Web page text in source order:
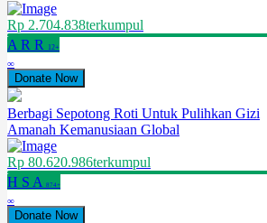
Rp 2.704.838terkumpul
A R R 12+
∞
Donate Now
Berbagi Sepotong Roti Untuk Pulihkan Gizi
Amanah Kemanusiaan Global
Rp 80.620.986terkumpul
H S A 874+
∞
Donate Now